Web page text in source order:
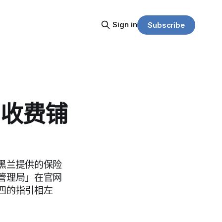
Sign in Subscribe
费铺
兰提供的保险
理局」在官网
的指引相左